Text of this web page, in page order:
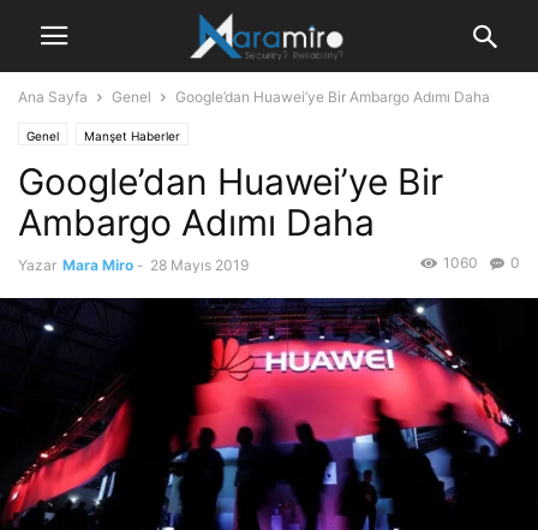
Ana Sayfa Genel Google’dan Huawei’ye Bir Ambargo Adımı Daha
Genel Manşet Haberler
Google’dan Huawei’ye Bir
Ambargo Adımı Daha
Yazar Mara Miro - 28 Mayıs 2019 0
1060